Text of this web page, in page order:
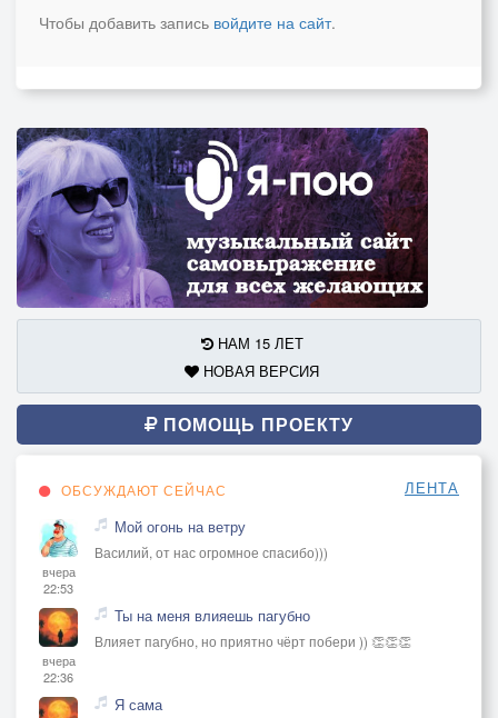
Чтобы добавить запись войдите на сайт.
НАМ 15 ЛЕТ
НОВАЯ ВЕРСИЯ
ПОМОЩЬ ПРОЕКТУ
ОБСУЖДАЮТ СЕЙЧАС ЛЕНТА
вчера
22:53
Мой огонь на ветру
Василий, от нас огромное спасибо)))
вчера
22:36
Ты на меня влияешь пагубно
Влияет пагубно, но приятно чёрт побери )) 👏👏👏
Я сама